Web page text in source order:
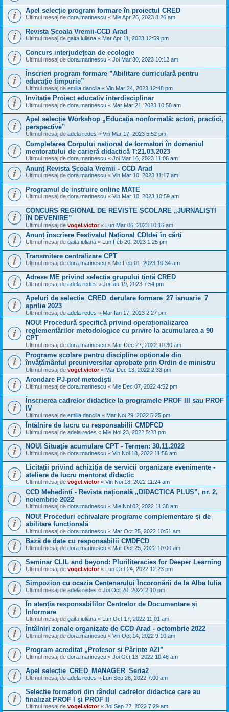
Apel selecție program formare în proiectul CRED
Ultimul mesaj de dora.marinescu « Mie Apr 26, 2023 8:26 am
Revista Școala Vremii-CCD Arad
Ultimul mesaj de gaita iuliana « Mar Apr 11, 2023 12:59 pm
Concurs interjudețean de ecologie
Ultimul mesaj de dora.marinescu « Joi Mar 30, 2023 10:12 am
Înscrieri program formare ”Abilitare curriculară pentru
educație timpurie”
Ultimul mesaj de emilia dancila « Vin Mar 24, 2023 12:48 pm
Invitație Proiect educativ interdisciplinar
Ultimul mesaj de dora.marinescu « Mar Mar 21, 2023 10:58 am
Apel selecție Workshop „Educația nonformală: actori, practici,
perspective”
Ultimul mesaj de adela redes « Vin Mar 17, 2023 5:52 pm
Completarea Corpului național de formatori în domeniul
mentoratului de carieră didactică T:21.03.2023
Ultimul mesaj de dora.marinescu « Joi Mar 16, 2023 11:06 am
Anunț Revista Școala Vremii - CCD Arad
Ultimul mesaj de dora.marinescu « Vin Mar 10, 2023 11:17 am
Programul de instruire online MATE
Ultimul mesaj de dora.marinescu « Vin Mar 10, 2023 10:59 am
CONCURS REGIONAL DE REVISTE ȘCOLARE „JURNALIȘTI
ÎN DEVENIRE”
Ultimul mesaj de vogel.victor« Lun Mar 06, 2023 10:16 am
Anunț înscriere Festivalul Național CDIdei în cărți
Ultimul mesaj de gaita iuliana « Lun Feb 20, 2023 1:25 pm
Transmitere centralizare CPT
Ultimul mesaj de dora.marinescu « Mie Feb 01, 2023 10:34 am
Adrese ME privind selecția grupului țintă CRED
Ultimul mesaj de adela redes « Joi Ian 19, 2023 7:54 pm
Apeluri de selecție_CRED_derulare formare_27 ianuarie_7
aprilie 2023
Ultimul mesaj de adela redes « Mar Ian 17, 2023 2:27 pm
NOU! Procedură specifică privind operaționalizarea
reglementărilor metodologice cu privire la acumularea a 90
CPT
Ultimul mesaj de dora.marinescu « Mar Dec 27, 2022 10:30 am
Programe școlare pentru discipline opționale din
învățământul preuniversitar aprobate prin Ordin de ministru
Ultimul mesaj de vogel.victor« Mar Dec 13, 2022 2:33 pm
Arondare PJ-prof metodiști
Ultimul mesaj de dora.marinescu « Mie Dec 07, 2022 4:52 pm
Înscrierea cadrelor didactice la programele PROF III sau PROF
IV
Ultimul mesaj de emilia dancila « Mar Noi 29, 2022 5:25 pm
Întâlnire de lucru cu responsabilii CMDFCD
Ultimul mesaj de adela redes « Mie Noi 23, 2022 5:23 pm
NOU! Situație acumulare CPT - Termen: 30.11.2022
Ultimul mesaj de dora.marinescu « Vin Noi 18, 2022 11:56 am
Licitații privind achiziția de servicii organizare evenimente -
ateliere de lucru mentorat didactic
Ultimul mesaj de vogel.victor« Vin Noi 18, 2022 11:24 am
CCD Mehedinți - Revista națională „DIDACTICA PLUS”, nr. 2,
noiembrie 2022
Ultimul mesaj de dora.marinescu « Mie Noi 02, 2022 11:38 am
NOU! Proceduri echivalare programe complementare și de
abilitare funcțională
Ultimul mesaj de dora.marinescu « Mar Oct 25, 2022 10:51 am
Bază de date cu responsabilii CMDFCD
Ultimul mesaj de dora.marinescu « Mar Oct 25, 2022 10:00 am
Seminar CLIL and beyond: Pluriliteracies for Deeper Learning
Ultimul mesaj de vogel.victor« Lun Oct 24, 2022 12:23 pm
Simpozion cu ocazia Centenarului Încoronării de la Alba Iulia
Ultimul mesaj de adela redes « Joi Oct 20, 2022 2:10 pm
În atenția responsabililor Centrelor de Documentare și
Informare
Ultimul mesaj de gaita iuliana « Lun Oct 17, 2022 11:01 am
Întâlniri zonale organizate de CCD Arad - octombrie 2022
Ultimul mesaj de dora.marinescu « Vin Oct 14, 2022 9:10 am
Program acreditat „Profesor și Părinte AZI”
Ultimul mesaj de dora.marinescu « Joi Oct 13, 2022 10:46 am
Apel selecție_CRED_MANAGER_Seria2
Ultimul mesaj de adela redes « Lun Sep 26, 2022 7:00 am
Selecție formatori din rândul cadrelor didactice care au
finalizat PROF I și PROF II
Ultimul mesaj de vogel.victor« Joi Sep 22, 2022 7:29 am